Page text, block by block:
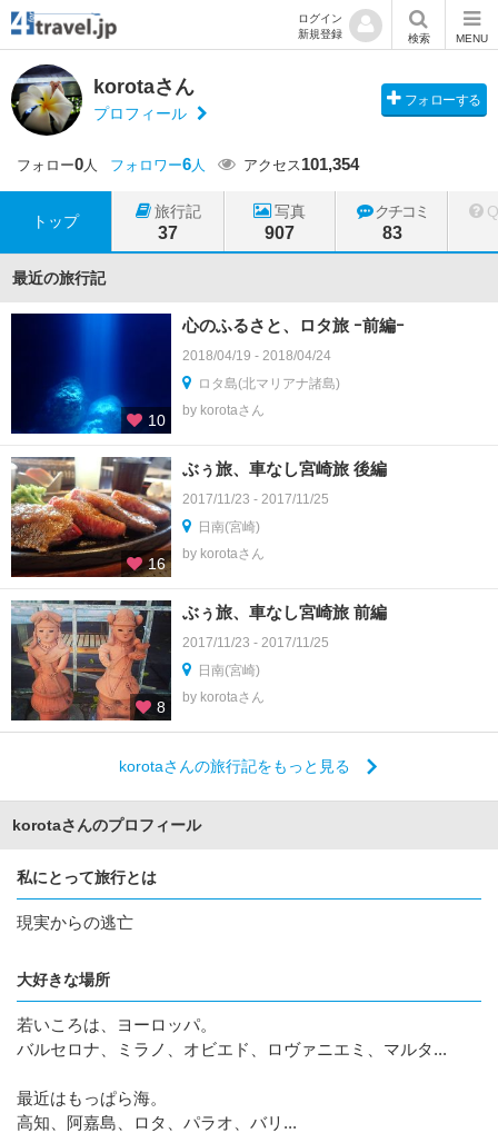
ログイン
新規登録
検索 MENU
korotaさん
プロフィール
フォローする
フォロー0人 フォロワー6人 アクセス101,354
トップ
旅行記
37
写真
907
クチコミ
83
最近の旅行記
10
心のふるさと、ロタ旅 ｰ前編ｰ
2018/04/19 - 2018/04/24
ロタ島(北マリアナ諸島)
by korotaさん
16
ぶぅ旅、車なし宮崎旅 後編
2017/11/23 - 2017/11/25
日南(宮崎)
by korotaさん
8
ぶぅ旅、車なし宮崎旅 前編
2017/11/23 - 2017/11/25
日南(宮崎)
by korotaさん
korotaさんの旅行記をもっと見る
korotaさんのプロフィール
私にとって旅行とは
現実からの逃亡
大好きな場所
若いころは、ヨーロッパ。
バルセロナ、ミラノ、オビエド、ロヴァニエミ、マルタ...
最近はもっぱら海。
高知、阿嘉島、ロタ、パラオ、バリ...